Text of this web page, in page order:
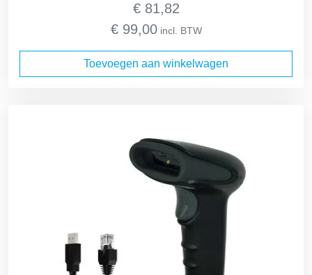
€81,82
€99,00incl. BTW
Toevoegen aan winkelwagen